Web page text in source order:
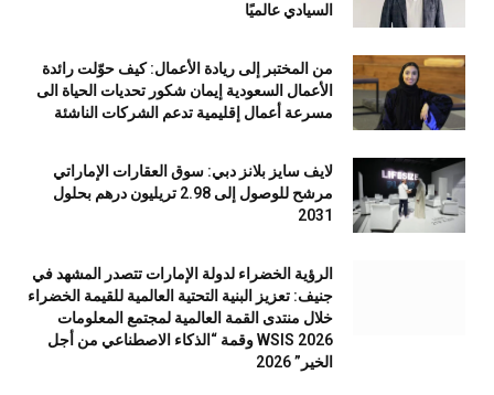
السيادي عالميًا
من المختبر إلى ريادة الأعمال: كيف حوّلت رائدة
الأعمال السعودية إيمان شكور تحديات الحياة الى
مسرعة أعمال إقليمية تدعم الشركات الناشئة
لايف سايز بلانز دبي: سوق العقارات الإماراتي
مرشح للوصول إلى 2.98 تريليون درهم بحلول
2031
الرؤية الخضراء لدولة الإمارات تتصدر المشهد في
جنيف: تعزيز البنية التحتية العالمية للقيمة الخضراء
خلال منتدى القمة العالمية لمجتمع المعلومات
WSIS 2026 وقمة “الذكاء الاصطناعي من أجل
الخير” 2026